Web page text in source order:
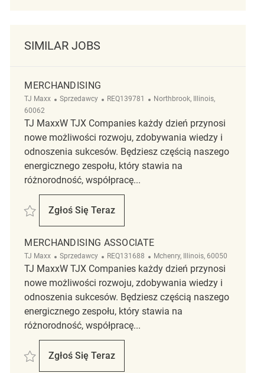
SIMILAR JOBS
MERCHANDISING
TJ Maxx Kategoria
Sprzedawcy ReqId
REQ139781 Lokalizacja
Northbrook, Illinois,
60062
TJ MaxxW TJX Companies każdy dzień przynosi
nowe możliwości rozwoju, zdobywania wiedzy i
odnoszenia sukcesów. Będziesz częścią naszego
energicznego zespołu, który stawia na
różnorodność, współpracę...
Zapisać Merchandising REQ139781
Zgłoś Się Teraz
Merchandising
MERCHANDISING ASSOCIATE
TJ Maxx Kategoria
Sprzedawcy ReqId
REQ131688 Lokalizacja
Mchenry, Illinois, 60050
TJ MaxxW TJX Companies każdy dzień przynosi
nowe możliwości rozwoju, zdobywania wiedzy i
odnoszenia sukcesów. Będziesz częścią naszego
energicznego zespołu, który stawia na
różnorodność, współpracę...
Zapisać Merchandising Associate REQ131688
Zgłoś Się Teraz
Merchandising Associate